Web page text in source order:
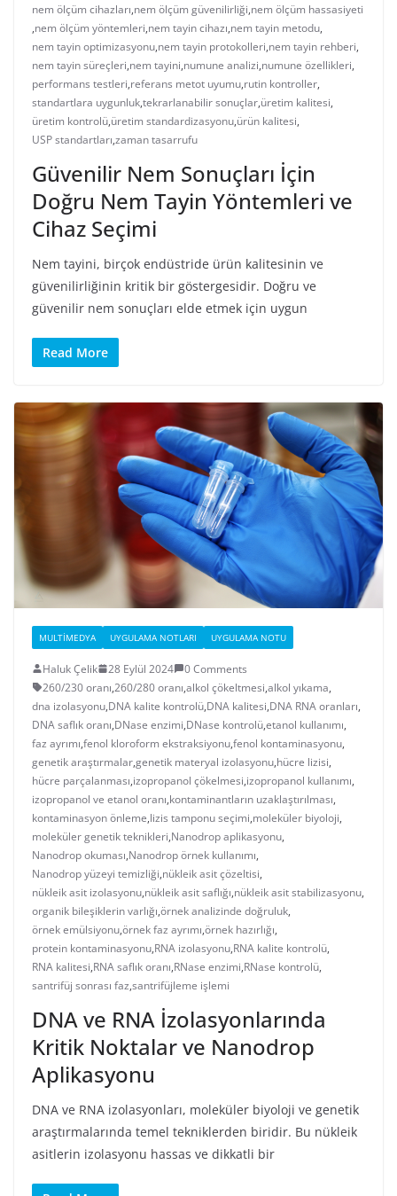
nem ölçüm cihazları,nem ölçüm güvenilirliği,nem ölçüm hassasiyeti
,nem ölçüm yöntemleri,nem tayin cihazı,nem tayin metodu,
nem tayin optimizasyonu,nem tayin protokolleri,nem tayin rehberi,
nem tayin süreçleri,nem tayini,numune analizi,numune özellikleri,
performans testleri,referans metot uyumu,rutin kontroller,
standartlara uygunluk,tekrarlanabilir sonuçlar,üretim kalitesi,
üretim kontrolü,üretim standardizasyonu,ürün kalitesi,
USP standartları,zaman tasarrufu
Güvenilir Nem Sonuçları İçin
Doğru Nem Tayin Yöntemleri ve
Cihaz Seçimi
Nem tayini, birçok endüstride ürün kalitesinin ve
güvenilirliğinin kritik bir göstergesidir. Doğru ve
güvenilir nem sonuçları elde etmek için uygun
Read More
MULTIMEDYA UYGULAMA NOTLARI UYGULAMA NOTU
Haluk Çelik 28 Eylül 2024
0 Comments
260/230 oranı,260/280 oranı,alkol çökeltmesi,alkol yıkama,
dna izolasyonu,DNA kalite kontrolü,DNA kalitesi,DNA RNA oranları,
DNA saflık oranı,DNase enzimi,DNase kontrolü,etanol kullanımı,
faz ayrımı,fenol kloroform ekstraksiyonu,fenol kontaminasyonu,
genetik araştırmalar,genetik materyal izolasyonu,hücre lizisi,
hücre parçalanması,izopropanol çökelmesi,izopropanol kullanımı,
izopropanol ve etanol oranı,kontaminantların uzaklaştırılması,
kontaminasyon önleme,lizis tamponu seçimi,moleküler biyoloji,
moleküler genetik teknikleri,Nanodrop aplikasyonu,
Nanodrop okuması,Nanodrop örnek kullanımı,
Nanodrop yüzeyi temizliği,nükleik asit çözeltisi,
nükleik asit izolasyonu,nükleik asit saflığı,nükleik asit stabilizasyonu,
organik bileşiklerin varlığı,örnek analizinde doğruluk,
örnek emülsiyonu,örnek faz ayrımı,örnek hazırlığı,
protein kontaminasyonu,RNA izolasyonu,RNA kalite kontrolü,
RNA kalitesi,RNA saflık oranı,RNase enzimi,RNase kontrolü,
santrifüj sonrası faz,santrifüjleme işlemi
DNA ve RNA İzolasyonlarında
Kritik Noktalar ve Nanodrop
Aplikasyonu
DNA ve RNA izolasyonları, moleküler biyoloji ve genetik
araştırmalarında temel tekniklerden biridir. Bu nükleik
asitlerin izolasyonu hassas ve dikkatli bir